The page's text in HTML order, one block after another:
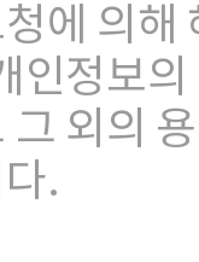
에 의
인정보
외의
.